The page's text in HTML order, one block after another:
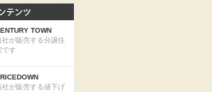
TOWN
社が販売する分譲住
です
社が販売する値下げ